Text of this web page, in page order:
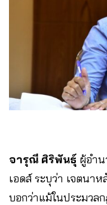
จารุณี ศิริพันธุ์ ผู้อำ
เอดส์ ระบุว่า เจตนา
บอกว่าแม้ในประมวล